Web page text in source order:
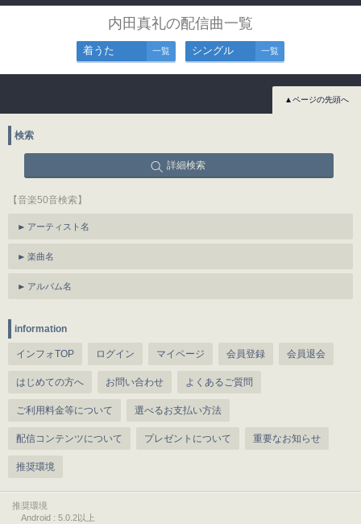
内田真礼の配信曲一覧
着うた 一覧 シングル 一覧
▲ページの先頭へ
検索
詳細検索
【音楽50音検索】
アーティスト名
楽曲名
アルバム名
information
インフォTOP ログイン マイページ 会員登録 会員退会
はじめての方へ お問い合わせ よくあるご質問
ご利用料金等について 選べるお支払い方法
配信コンテンツについて プレゼントについて 重要なお知らせ
推奨環境
推奨環境
Android : 5.0.2以上